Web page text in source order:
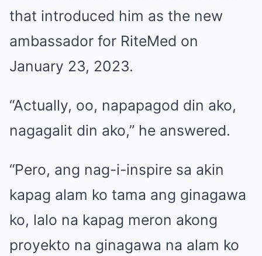
that introduced him as the new
ambassador for RiteMed on
January 23, 2023.
“Actually, oo, napapagod din ako,
nagagalit din ako,” he answered.
“Pero, ang nag-i-inspire sa akin
kapag alam ko tama ang ginagawa
ko, lalo na kapag meron akong
proyekto na ginagawa na alam ko